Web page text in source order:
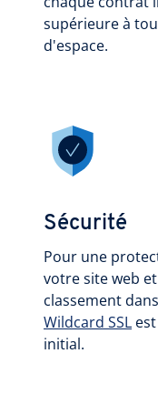
supérieure à
d'espace.
Sécurité
Pour une
votre site web
classement
Wildcard SSL
initial.